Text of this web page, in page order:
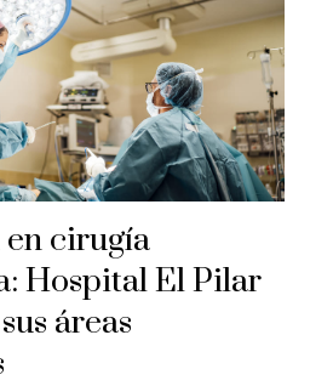
cirugía
Hospital El Pilar
áreas